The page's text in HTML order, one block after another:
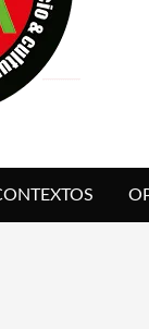
EN EXVITA
SENCILLEZ]
A SERRAT